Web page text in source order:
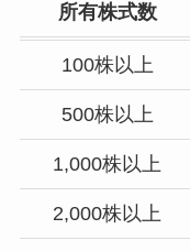
所有株式数
100株以上
500株以上
1,000株以上
2,000株以上